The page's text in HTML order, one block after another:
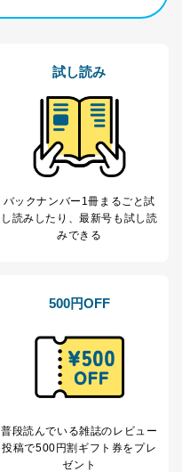
試し読み
バックナンバー1冊まるごと試
し読み したり、最新号も試し読
みできる
500円OFF
普段読んでいる雑誌のレビュー
投稿で500円割ギフト券をプレ
ゼント